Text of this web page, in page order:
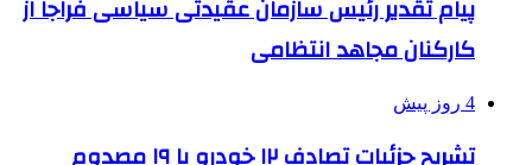
پیام تقدیر رئیس سازمان عقیدتی سیاسی فراجا از
کارکنان مجاهد انتظامی
4 روز پیش
تشریح جزئیات تصادف ۱۲ خودرو با ۱۹ مصدوم